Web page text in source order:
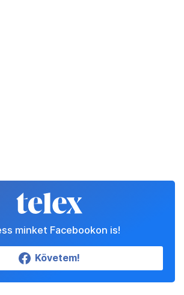
minket Facebookon is!
Követem!